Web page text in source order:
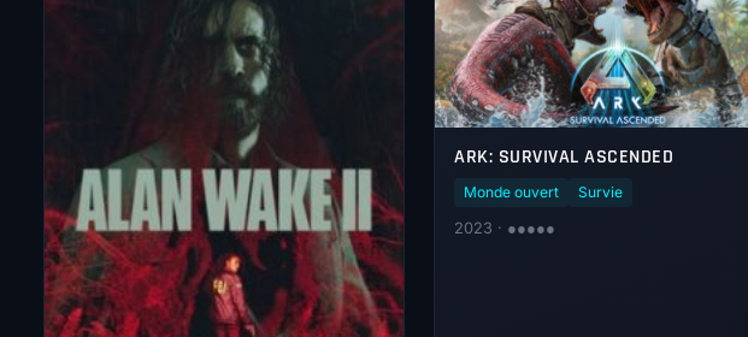
ARK: SURVIVAL ASCENDED
Monde ouvert
Survie
2023 · ●●●●●